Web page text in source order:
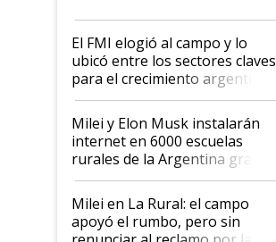
de Milei
El FMI elogió al campo y lo
ubicó entre los sectores claves
para el crecimiento argentino
Milei y Elon Musk instalarán
internet en 6000 escuelas
rurales de la Argentina gracias
a un acuerdo con Starlink
Milei en La Rural: el campo
apoyó el rumbo, pero sin